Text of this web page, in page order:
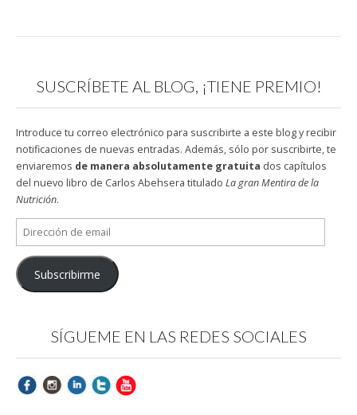
SUSCRÍBETE AL BLOG, ¡TIENE PREMIO!
Introduce tu correo electrónico para suscribirte a este blog y recibir
notificaciones de nuevas entradas. Además, sólo por suscribirte, te
enviaremos de manera absolutamente gratuita dos capítulos
del nuevo libro de Carlos Abehsera titulado La gran Mentira de la
Nutrición.
Dirección
de
email
Subscribirme
SÍGUEME EN LAS REDES SOCIALES